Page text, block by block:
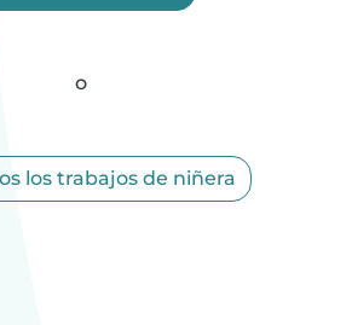
o
los trabajos de niñera